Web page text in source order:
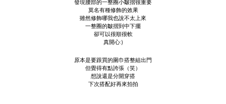
發現腰部的一整圈小皺摺很重要
莫名有種修飾的效果
雖然修飾哪我也說不太上來
一整圈的皺摺到中下擺
卻可以很順很軟
真開心:)
原本是要跟買的圍巾搭整組出門
但覺得有點誇張（笑）
想說還是分開穿搭
下次搭配好再來拍拍